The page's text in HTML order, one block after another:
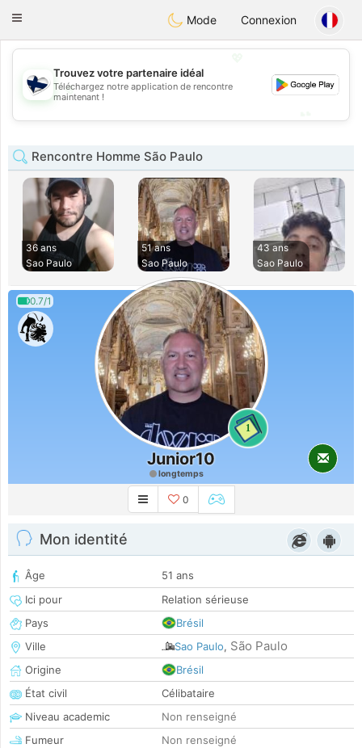
SuomenTreffit
Toggle
Mode Connexion
💖
💕
Trouvez votre partenaire idéal
Téléchargez notre application de rencontre
maintenant !
Rencontre Homme São Paulo
36 ans
Sao Paulo
51 ans
Sao Paulo
43 ans
Sao Paulo
0.7/1
1
Junior10
longtemps
0
Mon identité
Âge
51 ans
Ici pour
Relation sérieuse
Pays
Brésil
Ville
Sao Paulo, São Paulo
Origine
Brésil
État civil
Célibataire
Niveau academic
Non renseigné
Fumeur
Non renseigné